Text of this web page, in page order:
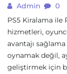
Admin 0
PS5 Kiralama ile
hizmetleri,
avantajı
oynamak değil,
geliştirmek için